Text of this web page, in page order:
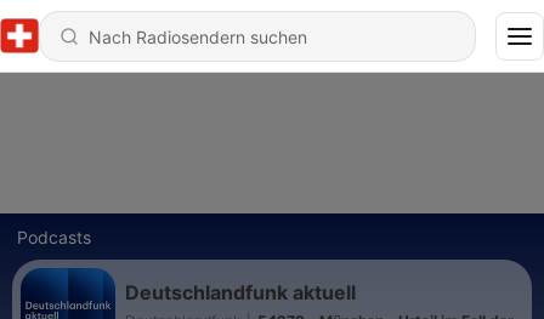
Podcasts
Deutschlandfunk aktuell